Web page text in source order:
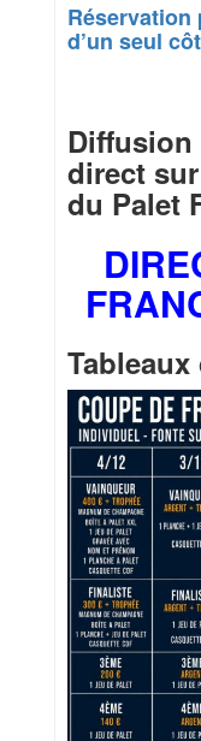
Réservation
d’un seul
Diffusion
direct
du Palet